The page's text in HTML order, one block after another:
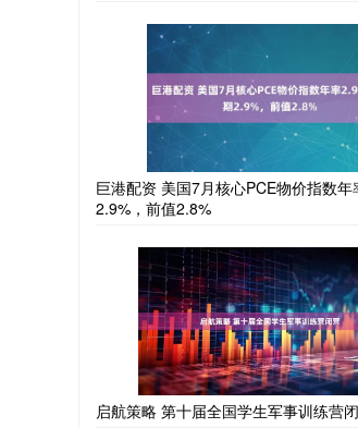
巨港配资 美国7月核心PCE物价指数年
2.9%，前值2.8%
启航策略 第十届全国学生军事训练营